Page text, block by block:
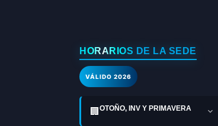
HORARIOS DE LA SEDE
VÁLIDO 2026
🏢OTOÑO, INV Y PRIMAVERA